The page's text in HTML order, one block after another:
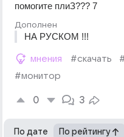
помогите плиЗ??? 7
Дополнен
НА РУСКОМ !!!
мнения #скачать
#монитор
0 3
По дате По рейтингу